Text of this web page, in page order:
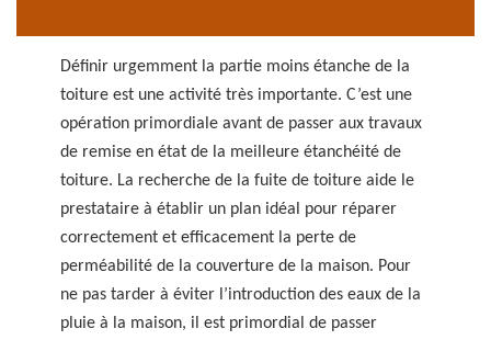
Définir urgemment la partie moins étanche de la
toiture est une activité très importante. C’est une
opération primordiale avant de passer aux travaux
de remise en état de la meilleure étanchéité de
toiture. La recherche de la fuite de toiture aide le
prestataire à établir un plan idéal pour réparer
correctement et efficacement la perte de
perméabilité de la couverture de la maison. Pour
ne pas tarder à éviter l’introduction des eaux de la
pluie à la maison, il est primordial de passer